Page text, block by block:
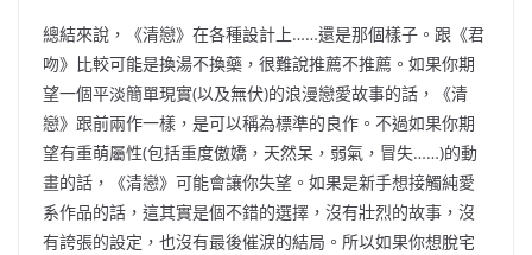
總結來說，《清戀》在各種設計上……還是那個樣子。跟《君
吻》比較可能是換湯不換藥， 很難說推薦不推薦 。如果你期
望一個平淡簡單現實(以及無伏)的浪漫戀愛故事的話，《清
戀》跟前兩作一樣，是可以稱為標準的良作。不過如果你期
望有重萌屬性(包括重度傲嬌，天然呆，弱氣，冒失……)的動
畫的話，《清戀》可能會讓你失望。如果是新手想接觸純愛
系作品的話，這其實是個不錯的選擇，沒有壯烈的故事，沒
有誇張的設定，也沒有最後催淚的結局。所以如果你想脫宅